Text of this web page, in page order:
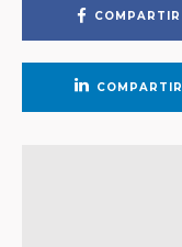
COMPARTIR
COMPARTIR